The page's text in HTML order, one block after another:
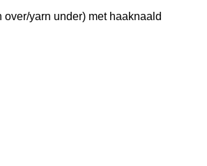
over/yarn under) met haaknaald